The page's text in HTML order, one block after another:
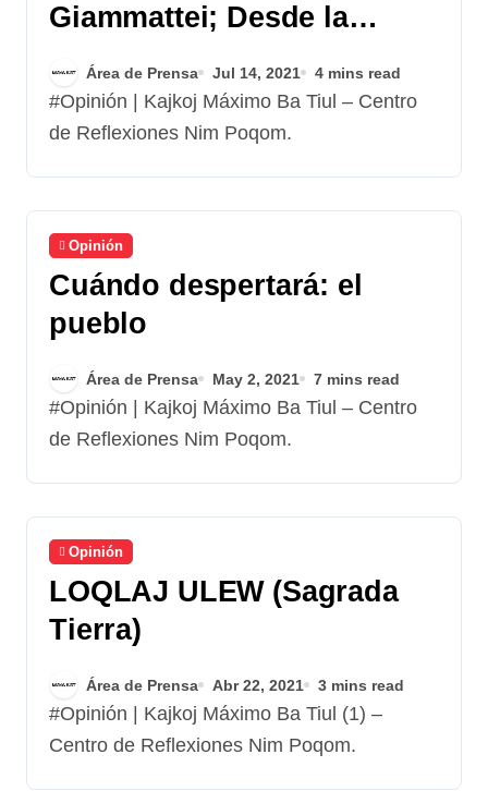
Giammattei; Desde la
Guatemala profunda
Área de Prensa Jul 14, 2021 4 mins read
#Opinión | Kajkoj Máximo Ba Tiul – Centro
de Reflexiones Nim Poqom.
Opinión
Cuándo despertará: el
pueblo
Área de Prensa May 2, 2021 7 mins read
#Opinión | Kajkoj Máximo Ba Tiul – Centro
de Reflexiones Nim Poqom.
Opinión
LOQLAJ ULEW (Sagrada
Tierra)
Área de Prensa Abr 22, 2021 3 mins read
#Opinión | Kajkoj Máximo Ba Tiul (1) –
Centro de Reflexiones Nim Poqom.